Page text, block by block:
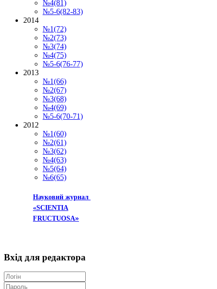
№4(81)
№5-6(82-83)
2014
№1(72)
№2(73)
№3(74)
№4(75)
№5-6(76-77)
2013
№1(66)
№2(67)
№3(68)
№4(69)
№5-6(70-71)
2012
№1(60)
№2(61)
№3(62)
№4(63)
№5(64)
№6(65)
Науковий журнал
«SCIENTIA
FRUCTUOSA»
Вхід для редактора